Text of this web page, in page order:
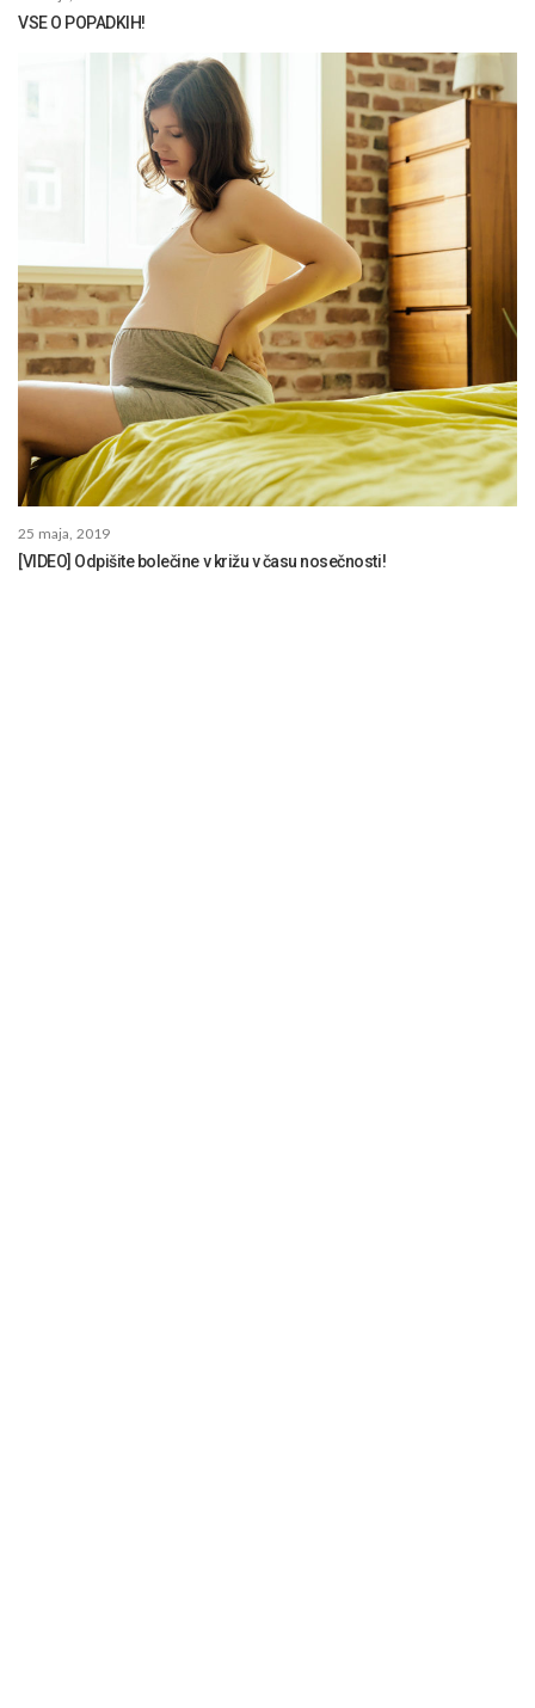
VSE O POPADKIH!
25 maja, 2019
[VIDEO] Odpišite bolečine v križu v času nosečnosti!